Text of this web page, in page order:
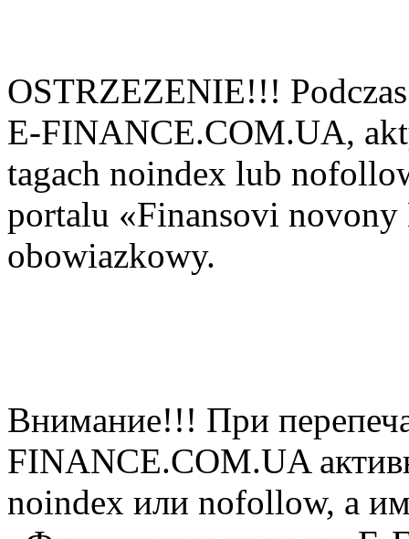
OSTRZEZENIE!!!
E-FINANCE.COM.UA,
tagach noindex lub
portalu «Finansovi
obowiazkowy.
Внимание!!! При
FINANCE.COM.UA
noindex или nofollow, а